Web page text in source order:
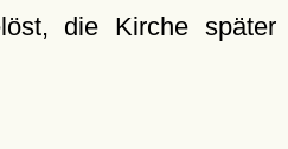
die Kirche später